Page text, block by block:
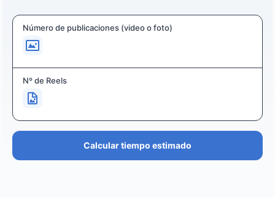
Número de publicaciones (video o foto)
Nº de Reels
Calcular tiempo estimado